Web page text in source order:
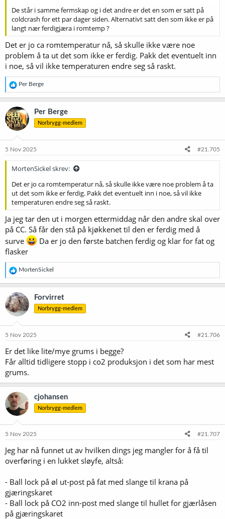
De står i samme fermskap og i det andre er det en som er satt på
coldcrash for ett par dager siden. Alternativt satt den som ikke er på
langt nær ferdigjæra i romtemp ?
Det er jo ca romtemperatur nå, så skulle ikke være noe
problem å ta ut det som ikke er ferdig. Pakk det eventuelt inn
i noe, så vil ikke temperaturen endre seg så raskt.
R
e
a
k
s
j
o
e
Per Berge
Per Berge
Norbrygg-medlem
5 Nov 2025 #21.705
MortenSickel skrev:
Det er jo ca romtemperatur nå, så skulle ikke være noe problem å ta
ut det som ikke er ferdig. Pakk det eventuelt inn i noe, så vil ikke
temperaturen endre seg så raskt.
Ja jeg tar den ut i morgen ettermiddag når den andre skal over
på CC. Så får den stå på kjøkkenet til den er ferdig med å
surve
Da er jo den første batchen ferdig og klar for fat og
flasker
R
e
a
k
s
j
o
e
:
MortenSickel
Forvirret
Norbrygg-medlem
5 Nov 2025 #21.706
Er det like lite/mye grums i begge?
Får alltid tidligere stopp i co2 produksjon i det som har mest
grums.
cjohansen
Norbrygg-medlem
5 Nov 2025 #21.707
Jeg har nå funnet ut av hvilken dings jeg mangler for å få til
overføring i en lukket sløyfe, altså:
- Ball lock på øl ut-post på fat med slange til krana på
gjæringskaret
- Ball lock på CO2 inn-post med slange til hullet for gjærlåsen
på gjæringskaret